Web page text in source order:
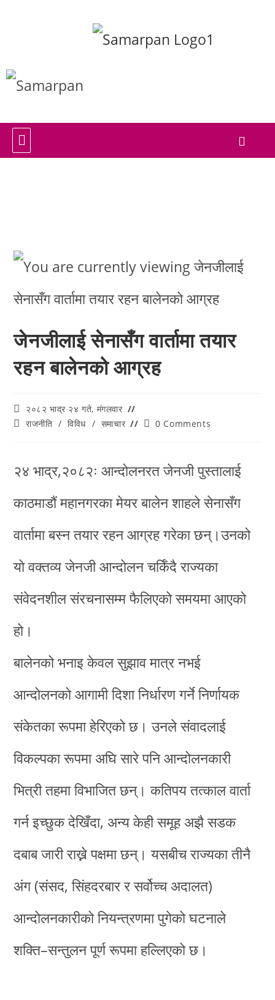
जेनजीलाई सेनासँग वार्तामा तयार
रहन बालेनको आग्रह
२०८२ भाद्र २४ गते, मंगलवार
राजनीति / विविध / समाचार 0 Comments
२४ भाद्र,२०८२ः आन्दोलनरत जेनजी पुस्तालाई
काठमाडौं महानगरका मेयर बालेन शाहले सेनासँग
वार्तामा बस्न तयार रहन आग्रह गरेका छन्।उनको
यो वक्तव्य जेनजी आन्दोलन चर्किँदै राज्यका
संवेदनशील संरचनासम्म फैलिएको समयमा आएको
हो।
बालेनको भनाइ केवल सुझाव मात्र नभई
आन्दोलनको आगामी दिशा निर्धारण गर्ने निर्णायक
संकेतका रूपमा हेरिएको छ। उनले संवादलाई
विकल्पका रूपमा अघि सारे पनि आन्दोलनकारी
भित्री तहमा विभाजित छन्। कतिपय तत्काल वार्ता
गर्न इच्छुक देखिँदा, अन्य केही समूह अझै सडक
दबाब जारी राख्ने पक्षमा छन्। यसबीच राज्यका तीनै
अंग (संसद, सिंहदरबार र सर्वोच्च अदालत)
आन्दोलनकारीको नियन्त्रणमा पुगेको घटनाले
शक्ति–सन्तुलन पूर्ण रूपमा हल्लिएको छ।